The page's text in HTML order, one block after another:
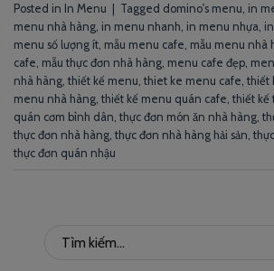
Posted in In Menu | Tagged domino's menu in
menu nhà hàng in menu nhanh in menu nhựa
menu số lượng ít mẫu menu cafe mẫu menu nhà
cafe mẫu thực đơn nhà hàng menu cafe đẹp
nhà hàng thiết kế menu thiet ke menu cafe thiết
menu nhà hàng thiết kế menu quán cafe thiết kế
quán cơm bình dân thực đơn món ăn nhà hàng
thực đơn nhà hàng thực đơn nhà hàng hải sản
thực đơn quán nhậu